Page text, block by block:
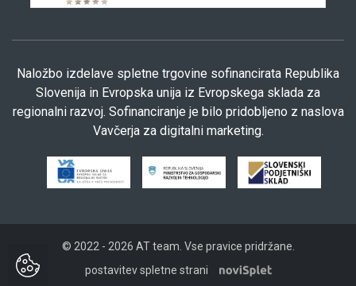
Naložbo izdelave spletne trgovine sofinancirata Republika
Slovenija in Evropska unija iz Evropskega sklada za
regionalni razvoj. Sofinanciranje je bilo pridobljeno z naslova
Vavčerja za digitalni marketing.
© 2022 - 2026 AT team. Vse pravice pridržane.
postavitev spletne strani